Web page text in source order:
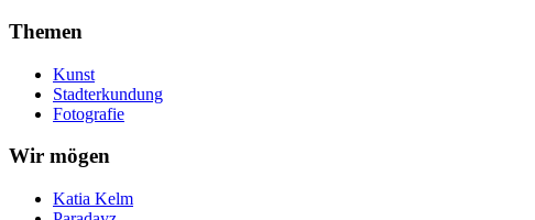
Themen
Kunst
Stadterkundung
Fotografie
Wir mögen
Katia Kelm